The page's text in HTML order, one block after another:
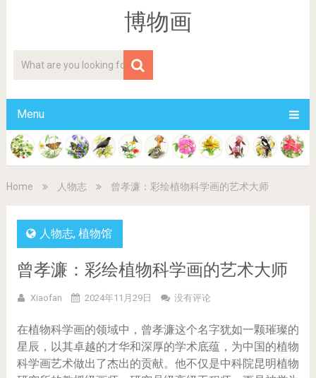
博物画
Menu
Home 人物志 曾孝濂：彩绘植物科学画的艺术大师
人物志, 植物馆
曾孝濂：彩绘植物科学画的艺术大师
Xiaofan 2024年11月29日 没有评论
在植物科学画的领域中，曾孝濂这个名字犹如一颗璀璨的
星辰，以其卓越的才华和深厚的学术底蕴，为中国的植物
科学画艺术做出了杰出的贡献。他不仅是中科院昆明植物